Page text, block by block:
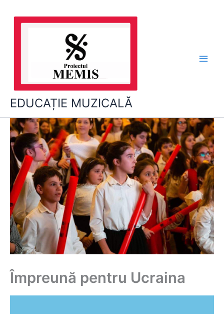
EDUCAȚIE MUZICALĂ
Împreună pentru Ucraina